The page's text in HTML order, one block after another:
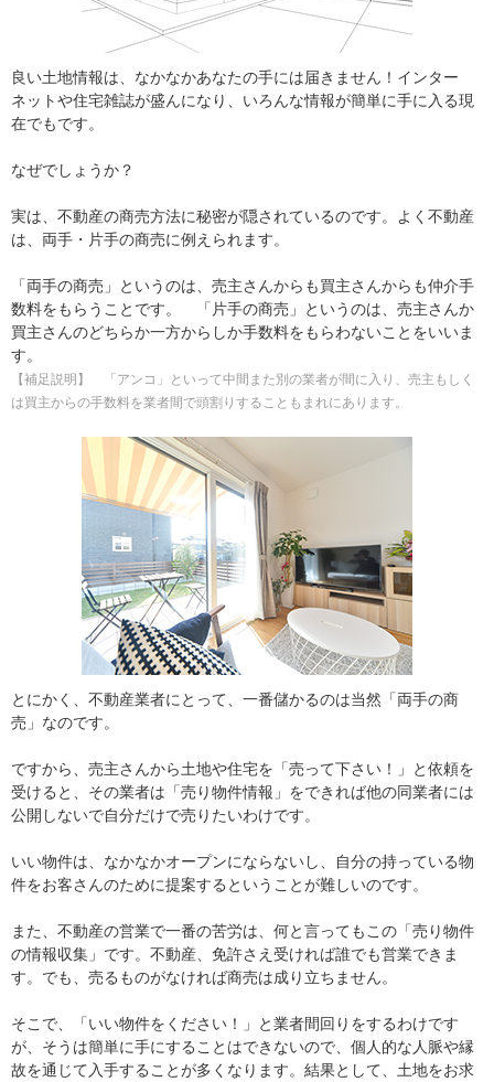
良い土地情報は、なかなかあなたの手には届きません！インター
ネットや住宅雑誌が盛んになり、いろんな情報が簡単に手に入る現
在でもです。
なぜでしょうか？
実は、不動産の商売方法に秘密が隠されているのです。よく不動産
は、両手・片手の商売に例えられます。
「両手の商売」というのは、売主さんからも買主さんからも仲介手
数料をもらうことです。 「片手の商売」というのは、売主さんか
買主さんのどちらか一方からしか手数料をもらわないことをいいま
す。
【補足説明】 「アンコ」といって中間また別の業者が間に入り、売主もしく
は買主からの手数料を業者間で頭割りすることもまれにあります。
とにかく、不動産業者にとって、一番儲かるのは当然「両手の商
売」なのです。
ですから、売主さんから土地や住宅を「売って下さい！」と依頼を
受けると、その業者は「売り物件情報」をできれば他の同業者には
公開しないで自分だけで売りたいわけです。
いい物件は、なかなかオープンにならないし、自分の持っている物
件をお客さんのために提案するということが難しいのです。
また、不動産の営業で一番の苦労は、何と言ってもこの「売り物件
の情報収集」です。不動産、免許さえ受ければ誰でも営業できま
す。でも、売るものがなければ商売は成り立ちません。
そこで、「いい物件をください！」と業者間回りをするわけです
が、そうは簡単に手にすることはできないので、個人的な人脈や縁
故を通じて入手することが多くなります。結果として、土地をお求